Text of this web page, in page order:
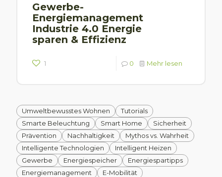
Gewerbe-
Energiemanagement
Industrie 4.0 Energie
sparen & Effizienz
1 0 Mehr lesen
Umweltbewusstes Wohnen
Tutorials
Smarte Beleuchtung
Smart Home
Sicherheit
Prävention
Nachhaltigkeit
Mythos vs. Wahrheit
Intelligente Technologien
Intelligent Heizen
Gewerbe
Energiespeicher
Energiespartipps
Energiemanagement
E-Mobilität